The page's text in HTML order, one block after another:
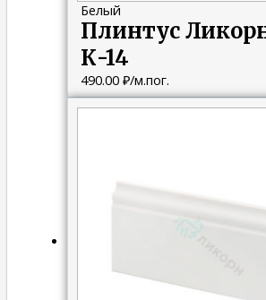
Белый
Плинтус
К-14
490.00 ₽/м.пог.